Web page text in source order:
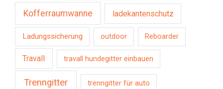
Kofferraumwanne ladekantenschutz
Ladungssicherung outdoor Reboarder
Travall travall hundegitter einbauen
Trenngitter trenngitter für auto